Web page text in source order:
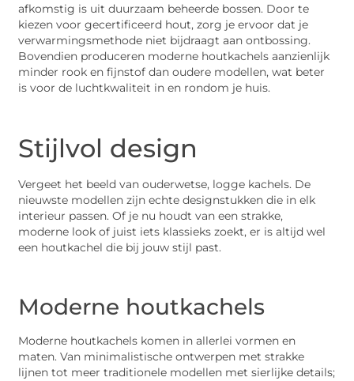
afkomstig is uit duurzaam beheerde bossen. Door te
kiezen voor gecertificeerd hout, zorg je ervoor dat je
verwarmingsmethode niet bijdraagt aan ontbossing.
Bovendien produceren moderne houtkachels aanzienlijk
minder rook en fijnstof dan oudere modellen, wat beter
is voor de luchtkwaliteit in en rondom je huis.
Stijlvol design
Vergeet het beeld van ouderwetse, logge kachels. De
nieuwste modellen zijn echte designstukken die in elk
interieur passen. Of je nu houdt van een strakke,
moderne look of juist iets klassieks zoekt, er is altijd wel
een houtkachel die bij jouw stijl past.
Moderne houtkachels
Moderne houtkachels komen in allerlei vormen en
maten. Van minimalistische ontwerpen met strakke
lijnen tot meer traditionele modellen met sierlijke details;